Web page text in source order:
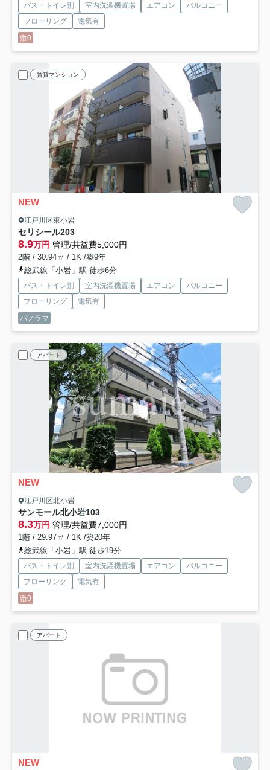
バス・トイレ別 室内洗濯機置場 エアコン
バルコニー
フローリング
電気有
敷0
賃貸マンション
NEW
江戸川区東小岩
セリシール203
8.9万円 管理/共益費5,000円
2階 / 30.94㎡ / 1K /築9年
総武線「小岩」駅 徒歩6分
バス・トイレ別 室内洗濯機置場 エアコン
バルコニー
フローリング
電気有
パノラマ
アパート
NEW
江戸川区北小岩
サンモール北小岩103
8.3万円 管理/共益費7,000円
1階 / 29.97㎡ / 1K /築20年
総武線「小岩」駅 徒歩19分
バス・トイレ別 室内洗濯機置場 エアコン
バルコニー
フローリング
電気有
敷0
アパート
NEW